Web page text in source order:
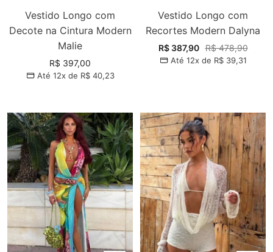
Vestido Longo com
Decote na Cintura Modern
Malie
Preço
promocional
R$ 397,00
Até 12x de R$ 40,23
Vestido Longo com
Recortes Modern Dalyna
Preço
promocional
R$ 387,90 Preço
normal
R$ 478,90
Até 12x de R$ 39,31